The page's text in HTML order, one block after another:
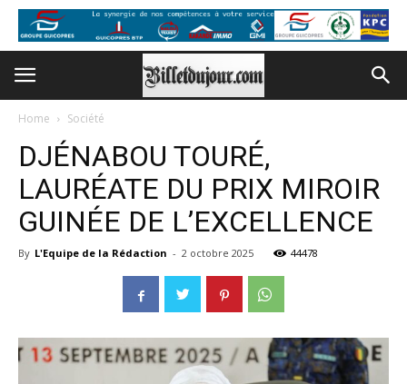
Home Société
DJÉNABOU TOURÉ,
LAURÉATE DU PRIX MIROIR
GUINÉE DE L’EXCELLENCE
By L'Equipe de la Rédaction - 2 octobre 2025 44478